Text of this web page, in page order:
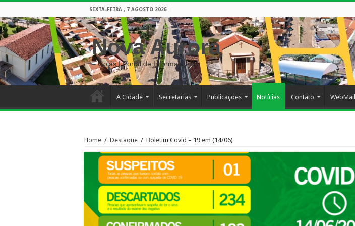
SEXTA-FEIRA , 7 AGOSTO 2026
Nova Aurora
– Goiás | Portal de Informações
A Cidade Secretarias Publicações Notícias Contato WebMail
Home / Destaque / Boletim Covid – 19 em (14/06)